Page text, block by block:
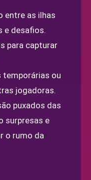
entre as ilhas
e desafios.
para capturar
temporárias ou
jogadoras.
puxados das
surpresas e
o rumo da